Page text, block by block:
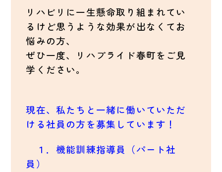
リハビリに一生懸命取り組まれてい
るけど思うような効果が出なくてお
悩みの方、
ぜひ一度、リハプライド春町をご見
学ください。
現在、私たちと一緒に働いていただ
ける社員の方を募集しています！
１．機能訓練指導員（パート社
員）